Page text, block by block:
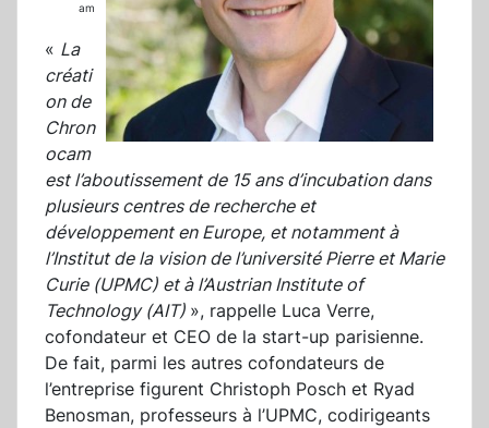
am
« La
créati
on de
Chron
ocam
est l’aboutissement de 15 ans d’incubation dans
plusieurs centres de recherche et
développement en Europe, et notamment à
l’Institut de la vision de l’université Pierre et Marie
Curie (UPMC) et à l’Austrian Institute of
Technology (AIT) », rappelle Luca Verre,
cofondateur et CEO de la start-up parisienne.
De fait, parmi les autres cofondateurs de
l’entreprise figurent Christoph Posch et Ryad
Benosman, professeurs à l’UPMC, codirigeants